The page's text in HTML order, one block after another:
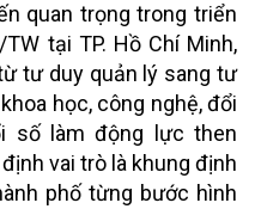
quan trọng trong triển
tại TP. Hồ Chí Minh,
tư duy quản lý sang tư
học, công nghệ, đổi
số làm động lực then
vai trò là khung định
phố từng bước hình